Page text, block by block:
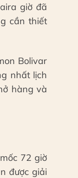
giờ đã
cần thiết
Bolivar
nhất lịch
hàng và
72 giờ
được giải